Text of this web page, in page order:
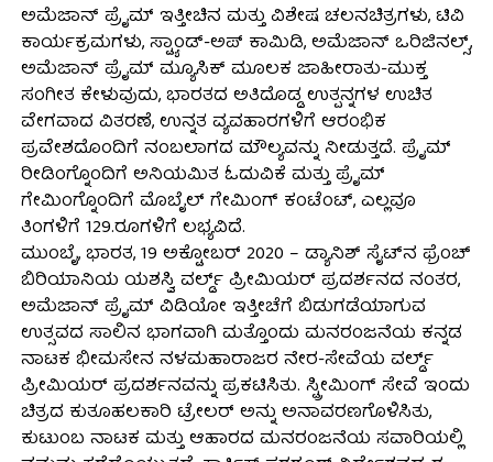
ಅಮೆಜಾನ್ ಪ್ರೈಮ್ ಇತ್ತೀಚಿನ ಮತ್ತು ವಿಶೇಷ ಚಲನಚಿತ್ರಗಳು, ಟಿವಿ
ಕಾರ್ಯಕ್ರಮಗಳು, ಸ್ಟ್ಯಾಂಡ್-ಅಪ್ ಕಾಮಿಡಿ, ಅಮೆಜಾನ್ ಒರಿಜಿನಲ್ಸ್,
ಅಮೆಜಾನ್ ಪ್ರೈಮ್ ಮ್ಯೂಸಿಕ್ ಮೂಲಕ ಜಾಹೀರಾತು-ಮುಕ್ತ
ಸಂಗೀತ ಕೇಳುವುದು, ಭಾರತದ ಅತಿದೊಡ್ಡ ಉತ್ಪನ್ನಗಳ ಉಚಿತ
ವೇಗವಾದ ವಿತರಣೆ, ಉನ್ನತ ವ್ಯವಹಾರಗಳಿಗೆ ಆರಂಭಿಕ
ಪ್ರವೇಶದೊಂದಿಗೆ ನಂಬಲಾಗದ ಮೌಲ್ಯವನ್ನು ನೀಡುತ್ತದೆ. ಪ್ರೈಮ್
ರೀಡಿಂಗ್ನೊಂದಿಗೆ ಅನಿಯಮಿತ ಓದುವಿಕೆ ಮತ್ತು ಪ್ರೈಮ್
ಗೇಮಿಂಗ್ನೊಂದಿಗೆ ಮೊಬೈಲ್ ಗೇಮಿಂಗ್ ಕಂಟೆಂಟ್, ಎಲ್ಲವೂ
ತಿಂಗಳಿಗೆ 129.ರೂಗಳಿಗೆ ಲಭ್ಯವಿದೆ.
ಮುಂಬೈ, ಭಾರತ, 19 ಅಕ್ಟೋಬರ್ 2020 – ಡ್ಯಾನಿಶ್ ಸೈಟ್‌ನ ಫ್ರೆಂಚ್
ಬಿರಿಯಾನಿಯ ಯಶಸ್ವಿ ವರ್ಲ್ಡ್ ಪ್ರೀಮಿಯರ್ ಪ್ರದರ್ಶನದ ನಂತರ,
ಅಮೆಜಾನ್ ಪ್ರೈಮ್ ವಿಡಿಯೋ ಇತ್ತೀಚೆಗೆ ಬಿಡುಗಡೆಯಾಗುವ
ಉತ್ಸವದ ಸಾಲಿನ ಭಾಗವಾಗಿ ಮತ್ತೊಂದು ಮನರಂಜನೆಯ ಕನ್ನಡ
ನಾಟಕ ಭೀಮಸೇನ ನಳಮಹಾರಾಜರ ನೇರ-ಸೇವೆಯ ವರ್ಲ್ಡ್
ಪ್ರೀಮಿಯರ್ ಪ್ರದರ್ಶನವನ್ನು ಪ್ರಕಟಿಸಿತು. ಸ್ಟ್ರೀಮಿಂಗ್ ಸೇವೆ ಇಂದು
ಚಿತ್ರದ ಕುತೂಹಲಕಾರಿ ಟ್ರೇಲರ್ ಅನ್ನು ಅನಾವರಣಗೊಳಿಸಿತು,
ಕುಟುಂಬ ನಾಟಕ ಮತ್ತು ಆಹಾರದ ಮನರಂಜನೆಯ ಸವಾರಿಯಲ್ಲಿ